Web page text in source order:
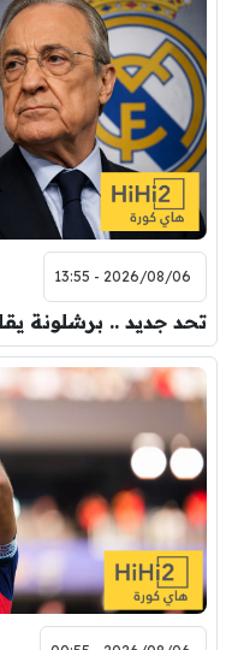
2026/08/06 - 13:55
تحد جديد .. برشلونة